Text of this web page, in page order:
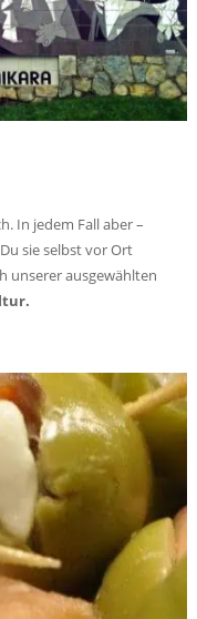
In jedem Fall aber –
sie selbst vor Ort
unserer ausgewählten